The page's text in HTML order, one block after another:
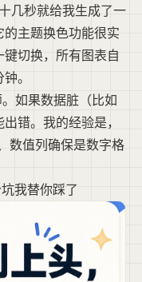
几秒就给我生成了一
主题换色功能很实
切换，所有图表自
。
如果数据脏（比如
错。我的经验是，
数值列确保是数字格
我替你踩了